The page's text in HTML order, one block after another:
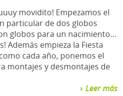
movidito! Empezamos el
particular de dos globos
globos para un nacimiento…
Además empieza la Fiesta
cada año, ponemos el
montajes y desmontajes de
Leer más